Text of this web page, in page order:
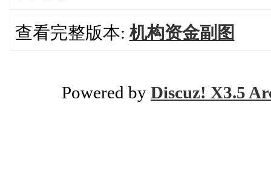
查看完整版本: 机构资金副图
Powered by Discuz! X3.5